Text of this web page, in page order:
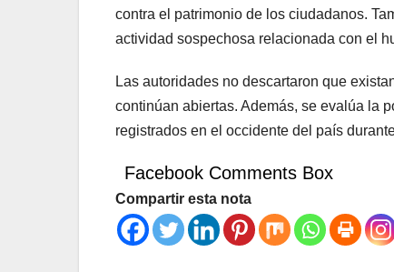
contra el patrimonio de los ciudadanos.
actividad sospechosa relacionada con el
Las autoridades no descartaron que
continúan abiertas. Además, se evalúa la
registrados en el occidente del país
Facebook Comments Box
Compartir esta nota